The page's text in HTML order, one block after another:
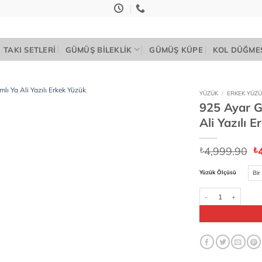
TAKI SETLERI GÜMÜŞ BILEKLIK GÜMÜŞ KÜPE KOL
YÜZÜK / ERKEK
925 Ayar
Ali Yazılı
₺4,999.90 ₺
Yüzük Ölçüsü